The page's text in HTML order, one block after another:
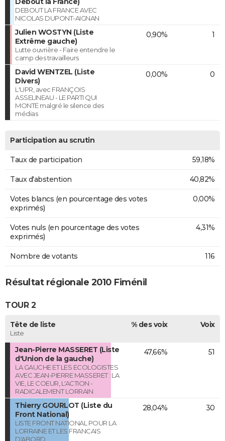
DEBOUT LA FRANCE AVEC
NICOLAS DUPONT-AIGNAN
Julien WOSTYN (Liste
Extrême gauche)
Lutte ouvrière - Faire entendre le
camp des travailleurs
0,90% 1
David WENTZEL (Liste
Divers)
L'UPR, avec FRANÇOIS
ASSELINEAU - LE PARTI QUI
MONTE malgré le silence des
médias
0,00% 0
Participation au scrutin
Taux de participation 59,18%
Taux d'abstention 40,82%
Votes blancs (en pourcentage des votes
exprimés)
0,00%
Votes nuls (en pourcentage des votes
exprimés)
4,31%
Nombre de votants 116
Résultat régionale 2010 Fiménil
TOUR 2
Tête de liste
Liste
% des voix Voix
Jean-Pierre MASSERET (Liste
d'Union de la gauche)
LA GAUCHE ET LES ECOLOGISTES
AVEC JEAN-PIERRE MASSERET : LA
VIE, LE COEUR, L'ACTION -
RADICALEMENT LORRAIN
47,66% 51
Thierry GOURLOT (Liste du
Front National)
LISTE FRONT NATIONAL POUR LA
LORRAINE ET LES FRANCAIS
D'ABORD
28,04% 30